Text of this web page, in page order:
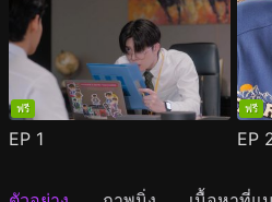
ฟรี
EP 1
ฟรี
EP